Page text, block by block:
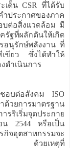
เด็น CSR ที่ได้รับ
ประกาศของภาค
บต่อสิ่งแวดล้อม มี
รัฐที่ผลักดันให้เกิด
อนุรักษ์พลังงาน ที่
เขียว ซึ่งได้ทำให้
ดำเนินการ
ชอบต่อสังคม ISO
ด้วยการมาตรฐาน
ริเริ่มจุดประกาย
ยน 2544 หรือเป็น
กิจอุตสาหกรรมจะ
งใด ด้วยเหตุที่